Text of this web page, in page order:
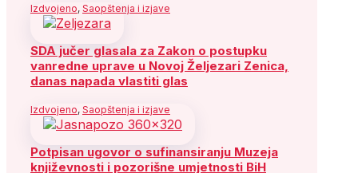
Izdvojeno, Saopštenja i izjave
SDA jučer glasala za Zakon o postupku
vanredne uprave u Novoj Željezari Zenica,
danas napada vlastiti glas
Izdvojeno, Saopštenja i izjave
Potpisan ugovor o sufinansiranju Muzeja
književnosti i pozorišne umjetnosti BiH